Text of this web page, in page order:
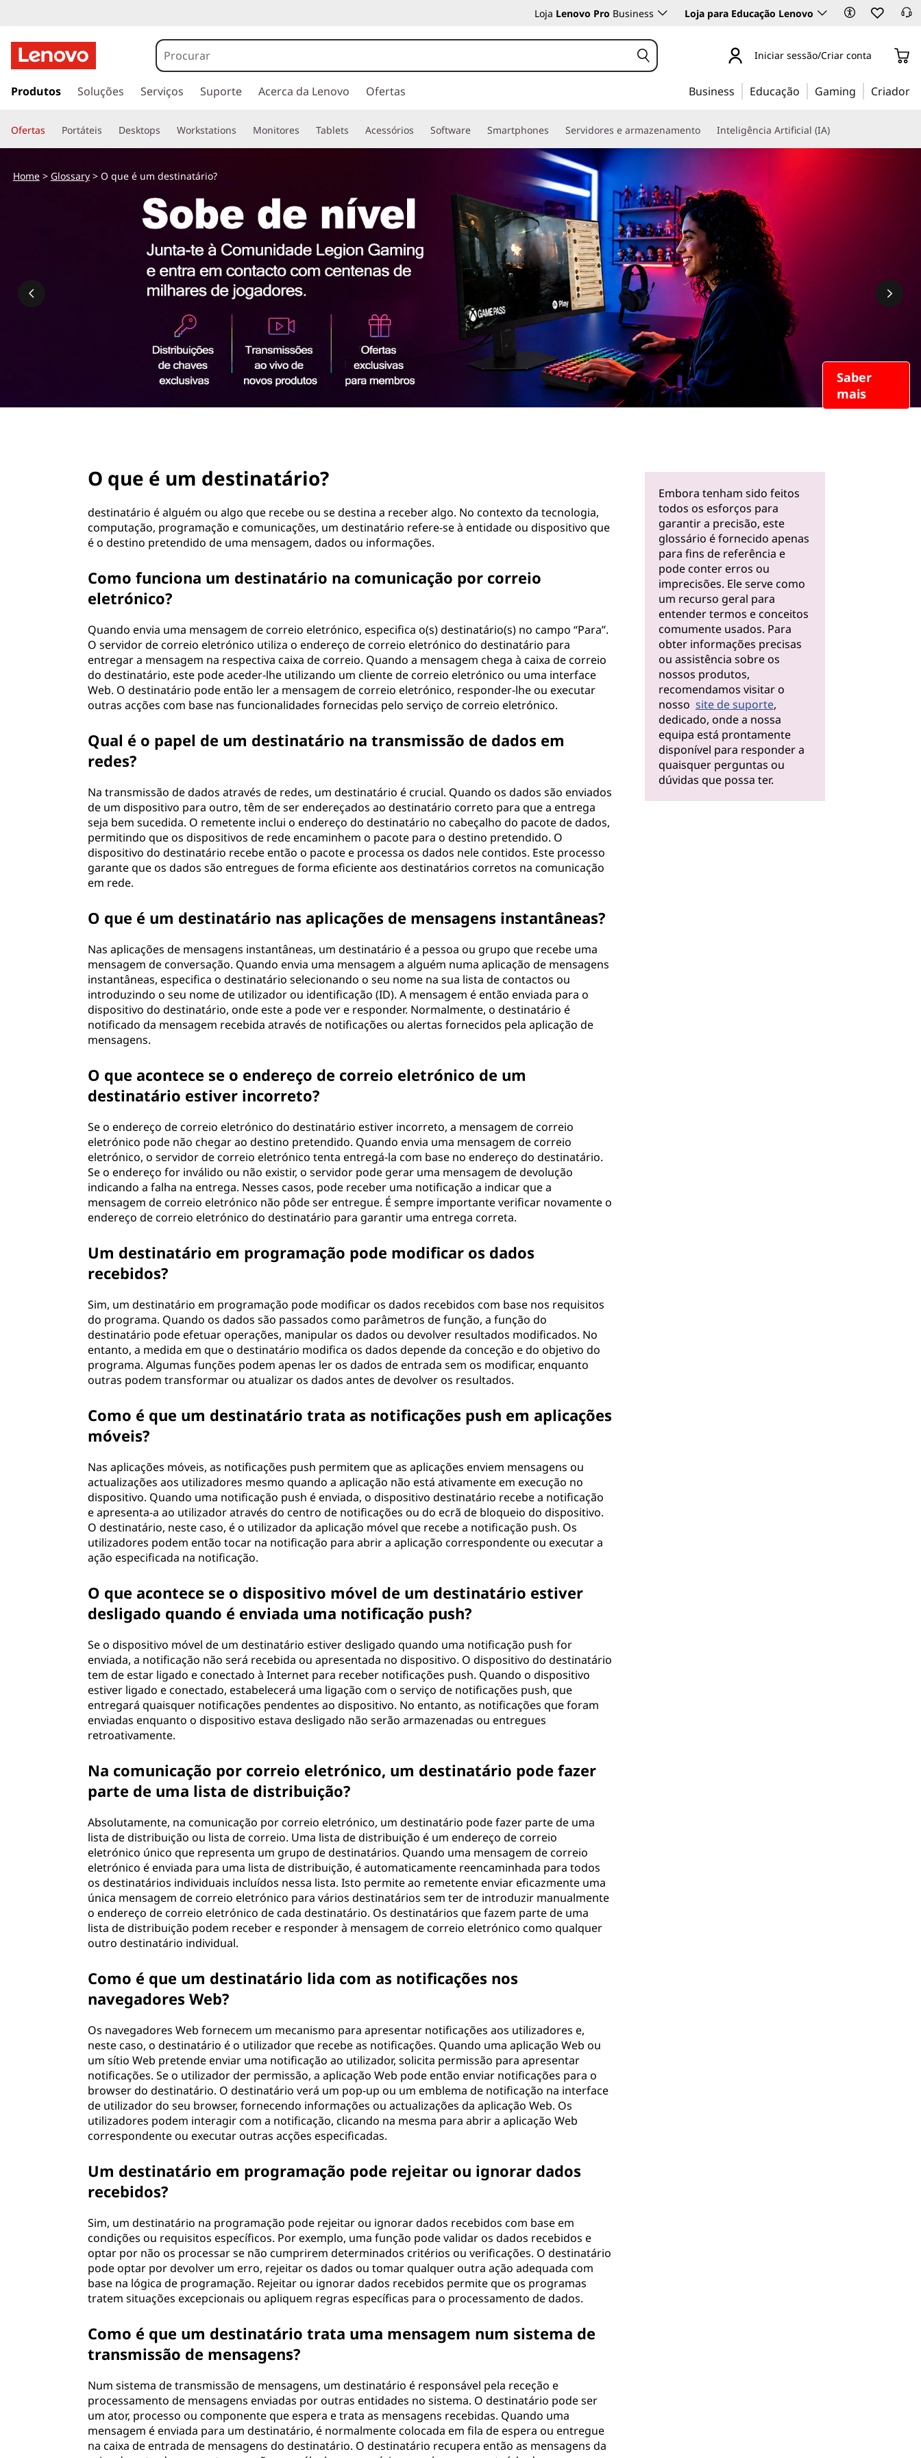
Loja Lenovo Pro Business Loja para Educação Lenovo
a
a
r
a
n
Iniciar sessão/Criar conta
Produtos Soluções Serviços Suporte Acerca da Lenovo Ofertas Business Educação Gaming Criador
Ofertas Portáteis Desktops Workstations Monitores Tablets Acessórios Software Smartphones Servidores e armazenamento Inteligência Artificial (IA)
Saber
mais
Home> Glossary> O que é um destinatário?
O que é um destinatário?
destinatário é alguém ou algo que recebe ou se destina a receber algo. No contexto da tecnologia,
computação, programação e comunicações, um destinatário refere-se à entidade ou dispositivo que
é o destino pretendido de uma mensagem, dados ou informações.
Como funciona um destinatário na comunicação por correio
eletrónico?
Quando envia uma mensagem de correio eletrónico, especifica o(s) destinatário(s) no campo “Para”.
O servidor de correio eletrónico utiliza o endereço de correio eletrónico do destinatário para
entregar a mensagem na respectiva caixa de correio. Quando a mensagem chega à caixa de correio
do destinatário, este pode aceder-lhe utilizando um cliente de correio eletrónico ou uma interface
Web. O destinatário pode então ler a mensagem de correio eletrónico, responder-lhe ou executar
outras acções com base nas funcionalidades fornecidas pelo serviço de correio eletrónico.
Qual é o papel de um destinatário na transmissão de dados em
redes?
Na transmissão de dados através de redes, um destinatário é crucial. Quando os dados são enviados
de um dispositivo para outro, têm de ser endereçados ao destinatário correto para que a entrega
seja bem sucedida. O remetente inclui o endereço do destinatário no cabeçalho do pacote de dados,
permitindo que os dispositivos de rede encaminhem o pacote para o destino pretendido. O
dispositivo do destinatário recebe então o pacote e processa os dados nele contidos. Este processo
garante que os dados são entregues de forma eficiente aos destinatários corretos na comunicação
em rede.
O que é um destinatário nas aplicações de mensagens instantâneas?
Nas aplicações de mensagens instantâneas, um destinatário é a pessoa ou grupo que recebe uma
mensagem de conversação. Quando envia uma mensagem a alguém numa aplicação de mensagens
instantâneas, especifica o destinatário selecionando o seu nome na sua lista de contactos ou
introduzindo o seu nome de utilizador ou identificação (ID). A mensagem é então enviada para o
dispositivo do destinatário, onde este a pode ver e responder. Normalmente, o destinatário é
notificado da mensagem recebida através de notificações ou alertas fornecidos pela aplicação de
mensagens.
O que acontece se o endereço de correio eletrónico de um
destinatário estiver incorreto?
Se o endereço de correio eletrónico do destinatário estiver incorreto, a mensagem de correio
eletrónico pode não chegar ao destino pretendido. Quando envia uma mensagem de correio
eletrónico, o servidor de correio eletrónico tenta entregá-la com base no endereço do destinatário.
Se o endereço for inválido ou não existir, o servidor pode gerar uma mensagem de devolução
indicando a falha na entrega. Nesses casos, pode receber uma notificação a indicar que a
mensagem de correio eletrónico não pôde ser entregue. É sempre importante verificar novamente o
endereço de correio eletrónico do destinatário para garantir uma entrega correta.
Um destinatário em programação pode modificar os dados
recebidos?
Sim, um destinatário em programação pode modificar os dados recebidos com base nos requisitos
do programa. Quando os dados são passados como parâmetros de função, a função do
destinatário pode efetuar operações, manipular os dados ou devolver resultados modificados. No
entanto, a medida em que o destinatário modifica os dados depende da conceção e do objetivo do
programa. Algumas funções podem apenas ler os dados de entrada sem os modificar, enquanto
outras podem transformar ou atualizar os dados antes de devolver os resultados.
Como é que um destinatário trata as notificações push em aplicações
móveis?
Nas aplicações móveis, as notificações push permitem que as aplicações enviem mensagens ou
actualizações aos utilizadores mesmo quando a aplicação não está ativamente em execução no
dispositivo. Quando uma notificação push é enviada, o dispositivo destinatário recebe a notificação
e apresenta-a ao utilizador através do centro de notificações ou do ecrã de bloqueio do dispositivo.
O destinatário, neste caso, é o utilizador da aplicação móvel que recebe a notificação push. Os
utilizadores podem então tocar na notificação para abrir a aplicação correspondente ou executar a
ação especificada na notificação.
O que acontece se o dispositivo móvel de um destinatário estiver
desligado quando é enviada uma notificação push?
Se o dispositivo móvel de um destinatário estiver desligado quando uma notificação push for
enviada, a notificação não será recebida ou apresentada no dispositivo. O dispositivo do destinatário
tem de estar ligado e conectado à Internet para receber notificações push. Quando o dispositivo
estiver ligado e conectado, estabelecerá uma ligação com o serviço de notificações push, que
entregará quaisquer notificações pendentes ao dispositivo. No entanto, as notificações que foram
enviadas enquanto o dispositivo estava desligado não serão armazenadas ou entregues
retroativamente.
Na comunicação por correio eletrónico, um destinatário pode fazer
parte de uma lista de distribuição?
Absolutamente, na comunicação por correio eletrónico, um destinatário pode fazer parte de uma
lista de distribuição ou lista de correio. Uma lista de distribuição é um endereço de correio
eletrónico único que representa um grupo de destinatários. Quando uma mensagem de correio
eletrónico é enviada para uma lista de distribuição, é automaticamente reencaminhada para todos
os destinatários individuais incluídos nessa lista. Isto permite ao remetente enviar eficazmente uma
única mensagem de correio eletrónico para vários destinatários sem ter de introduzir manualmente
o endereço de correio eletrónico de cada destinatário. Os destinatários que fazem parte de uma
lista de distribuição podem receber e responder à mensagem de correio eletrónico como qualquer
outro destinatário individual.
Como é que um destinatário lida com as notificações nos
navegadores Web?
Os navegadores Web fornecem um mecanismo para apresentar notificações aos utilizadores e,
neste caso, o destinatário é o utilizador que recebe as notificações. Quando uma aplicação Web ou
um sítio Web pretende enviar uma notificação ao utilizador, solicita permissão para apresentar
notificações. Se o utilizador der permissão, a aplicação Web pode então enviar notificações para o
browser do destinatário. O destinatário verá um pop-up ou um emblema de notificação na interface
de utilizador do seu browser, fornecendo informações ou actualizações da aplicação Web. Os
utilizadores podem interagir com a notificação, clicando na mesma para abrir a aplicação Web
correspondente ou executar outras acções especificadas.
Um destinatário em programação pode rejeitar ou ignorar dados
recebidos?
Sim, um destinatário na programação pode rejeitar ou ignorar dados recebidos com base em
condições ou requisitos específicos. Por exemplo, uma função pode validar os dados recebidos e
optar por não os processar se não cumprirem determinados critérios ou verificações. O destinatário
pode optar por devolver um erro, rejeitar os dados ou tomar qualquer outra ação adequada com
base na lógica de programação. Rejeitar ou ignorar dados recebidos permite que os programas
tratem situações excepcionais ou apliquem regras específicas para o processamento de dados.
Como é que um destinatário trata uma mensagem num sistema de
transmissão de mensagens?
Num sistema de transmissão de mensagens, um destinatário é responsável pela receção e
processamento de mensagens enviadas por outras entidades no sistema. O destinatário pode ser
um ator, processo ou componente que espera e trata as mensagens recebidas. Quando uma
mensagem é enviada para um destinatário, é normalmente colocada em fila de espera ou entregue
na caixa de entrada de mensagens do destinatário. O destinatário recupera então as mensagens da
Embora tenham sido feitos
todos os esforços para
garantir a precisão, este
glossário é fornecido apenas
para fins de referência e
pode conter erros ou
imprecisões. Ele serve como
um recurso geral para
entender termos e conceitos
comumente usados. Para
obter informações precisas
ou assistência sobre os
nossos produtos,
recomendamos visitar o
nosso site de suporte,
dedicado, onde a nossa
equipa está prontamente
disponível para responder a
quaisquer perguntas ou
dúvidas que possa ter.